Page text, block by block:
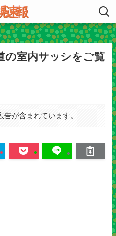
の室内サッシをご覧
が含まれています。